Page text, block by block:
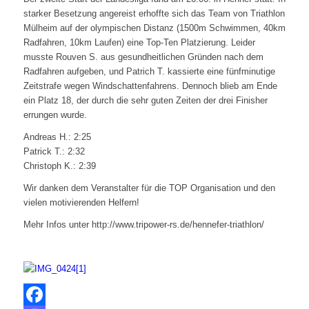
starker Besetzung angereist erhoffte sich das Team von Triathlon
Mülheim auf der olympischen Distanz (1500m Schwimmen, 40km
Radfahren, 10km Laufen) eine Top-Ten Platzierung. Leider
musste Rouven S. aus gesundheitlichen Gründen nach dem
Radfahren aufgeben, und Patrich T. kassierte eine fünfminutige
Zeitstrafe wegen Windschattenfahrens. Dennoch blieb am Ende
ein Platz 18, der durch die sehr guten Zeiten der drei Finisher
errungen wurde.
Andreas H.: 2:25
Patrick T.: 2:32
Christoph K.: 2:39
Wir danken dem Veranstalter für die TOP Organisation und den
vielen motivierenden Helfern!
Mehr Infos unter http://www.tripower-rs.de/hennefer-triathlon/